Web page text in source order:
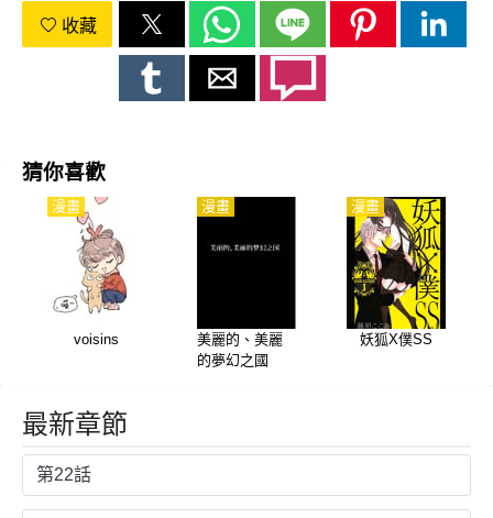
的出現，他也逐漸發現，自己的命運遠沒有想象中簡單。每週三更
收藏
猜你喜歡
voisins
漫畫
美麗的、美麗
的夢幻之國
漫畫
妖狐X僕SS
漫畫
最新章節
第22話